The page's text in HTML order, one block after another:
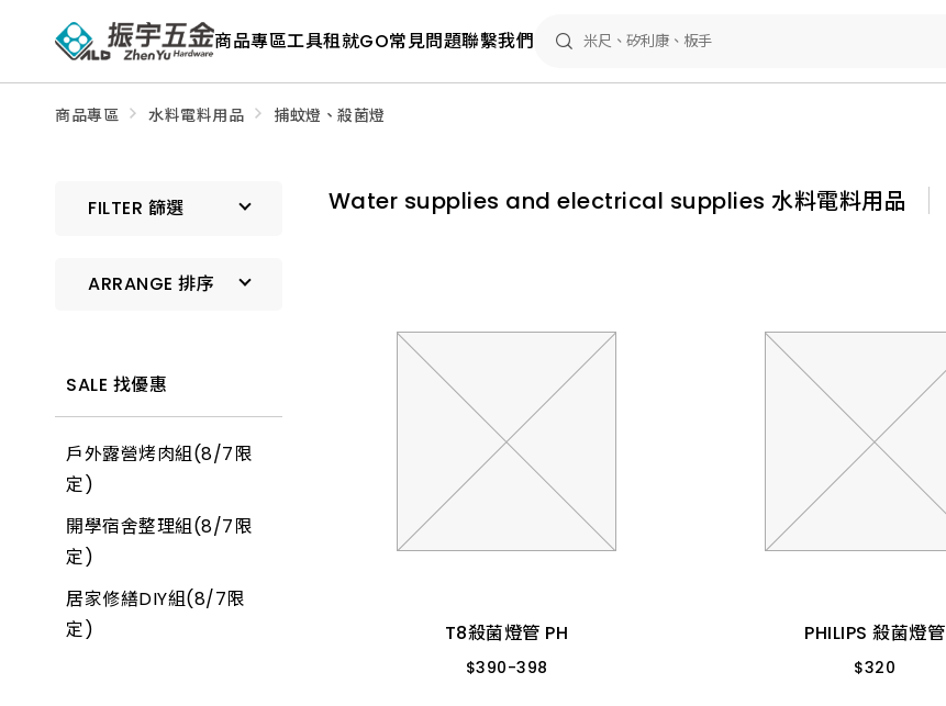
專
商品專區工具租就GO常見問題聯繫我們
商品專區 水料電料用品 捕蚊燈、殺菌燈
FILTER 篩選
ARRANGE 排序
上架時間 由舊到新
產品價格 從低到高
產品價格 從高到低
SALE 找優惠
戶外露營烤肉組(8/7限
定)
開學宿舍整理組(8/7限
定)
居家修繕DIY組(8/7限
定)
Water supplies and electrical supplies 水料電料用品
T8殺菌燈管 PH
$390-398
PHILIPS 殺菌燈管
$320